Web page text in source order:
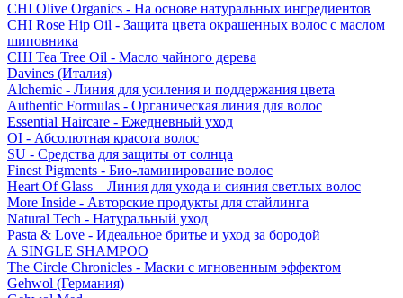
CHI Olive Organics - На основе натуральных ингредиентов
CHI Rose Hip Oil - Защита цвета окрашенных волос с маслом
шиповника
CHI Tea Tree Oil - Масло чайного дерева
Davines (Италия)
Alchemic - Линия для усиления и поддержания цвета
Authentic Formulas - Органическая линия для волос
Essential Haircare - Eжедневный уход
OI - Абсолютная красота волос
SU - Средства для защиты от солнца
Finest Pigments - Био-ламинирование волос
Heart Of Glass – Линия для ухода и сияния светлых волос
More Inside - Авторские продукты для стайлинга
Natural Tech - Натуральный уход
Pasta & Love - Идеальное бритье и уход за бородой
A SINGLE SHAMPOO
The Circle Chronicles - Маски с мгновенным эффектом
Gehwol (Германия)